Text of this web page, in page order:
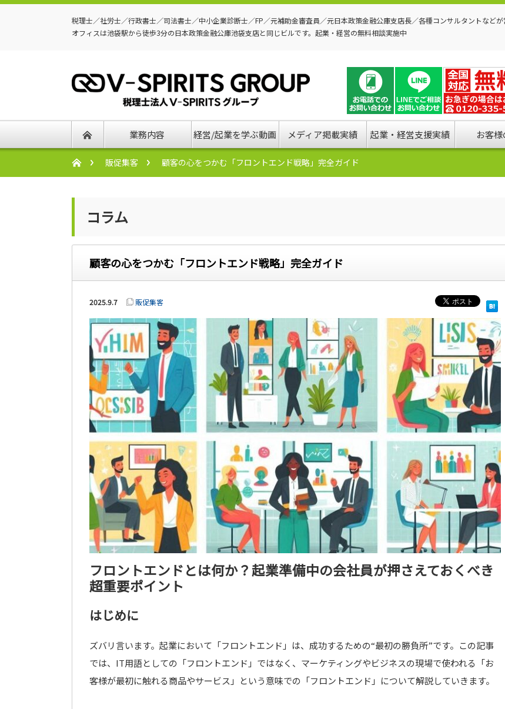
税理士／社労士／行政書士／司法書士／中小企業診断士／FP／元補助金審査員／元日本政策金融公庫支店長／各種コンサルタントなど
オフィスは池袋駅から徒歩3分の日本政策金融公庫池袋支店と同じビルです。起業・経営の無料相談実施中
業務内容 経営/起業を学ぶ動画 メディア掲載実績 起業・経営支援実績 お客様
販促集客 顧客の心をつかむ「フロントエンド戦略」完全ガイド
コラム
顧客の心をつかむ「フロントエンド戦略」完全ガイド
2025.9.7 販促集客
フロントエンドとは何か？起業準備中の会社員が押さえておくべき
超重要ポイント
はじめに
ズバリ言います。起業において「フロントエンド」は、成功するための“最初の勝負所”です。この記事
では、IT用語としての「フロントエンド」ではなく、マーケティングやビジネスの現場で使われる「お
客様が最初に触れる商品やサービス」という意味での「フロントエンド」について解説していきます。